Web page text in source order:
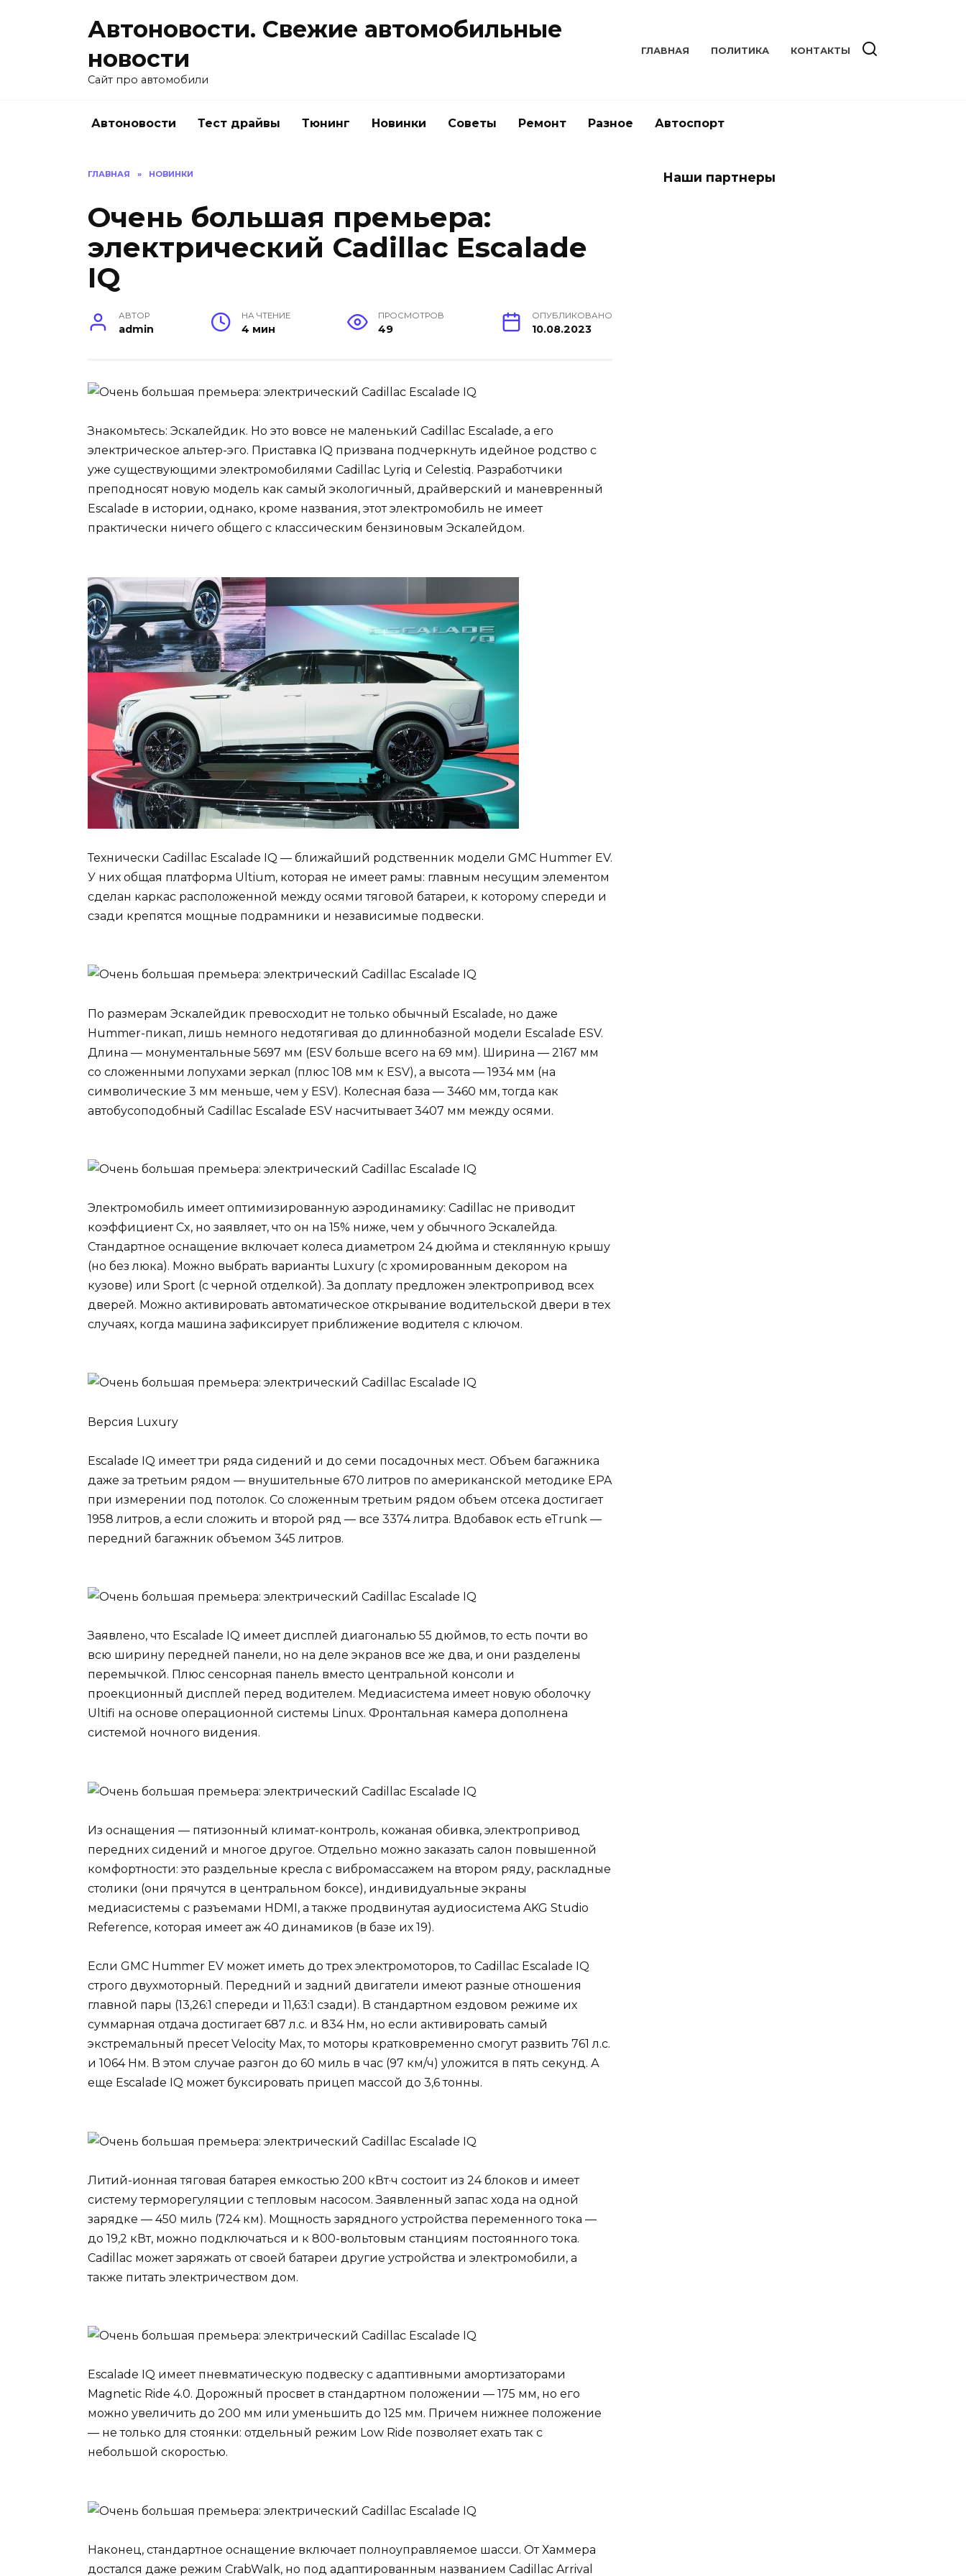
Автоновости. Свежие автомобильные
новости
Сайт про автомобили
ГЛАВНАЯ ПОЛИТИКА КОНТАКТЫ
Автоновости Тест драйвы Тюнинг Новинки Советы Ремонт Разное Автоспорт
ГЛАВНАЯ » НОВИНКИ
Очень большая премьера:
электрический Cadillac Escalade
IQ
АВТОР
admin
НА ЧТЕНИЕ
4 мин
ПРОСМОТРОВ
49
ОПУБЛИКОВАНО
10.08.2023
Знакомьтесь: Эскалейдик. Но это вовсе не маленький Cadillac Escalade, а его
электрическое альтер-эго. Приставка IQ призвана подчеркнуть идейное родство с
уже существующими электромобилями Cadillac Lyriq и Celestiq. Разработчики
преподносят новую модель как самый экологичный, драйверский и маневренный
Escalade в истории, однако, кроме названия, этот электромобиль не имеет
практически ничего общего с классическим бензиновым Эскалейдом.
Технически Cadillac Escalade IQ — ближайший родственник модели GMC Hummer EV.
У них общая платформа Ultium, которая не имеет рамы: главным несущим элементом
сделан каркас расположенной между осями тяговой батареи, к которому спереди и
сзади крепятся мощные подрамники и независимые подвески.
По размерам Эскалейдик превосходит не только обычный Escalade, но даже
Hummer-пикап, лишь немного недотягивая до длиннобазной модели Escalade ESV.
Длина — монументальные 5697 мм (ESV больше всего на 69 мм). Ширина — 2167 мм
со сложенными лопухами зеркал (плюс 108 мм к ESV), а высота — 1934 мм (на
символические 3 мм меньше, чем у ESV). Колесная база — 3460 мм, тогда как
автобусоподобный Cadillac Escalade ESV насчитывает 3407 мм между осями.
Электромобиль имеет оптимизированную аэродинамику: Cadillac не приводит
коэффициент Cx, но заявляет, что он на 15% ниже, чем у обычного Эскалейда.
Стандартное оснащение включает колеса диаметром 24 дюйма и стеклянную крышу
(но без люка). Можно выбрать варианты Luxury (с хромированным декором на
кузове) или Sport (с черной отделкой). За доплату предложен электропривод всех
дверей. Можно активировать автоматическое открывание водительской двери в тех
случаях, когда машина зафиксирует приближение водителя с ключом.
Версия Luxury
Escalade IQ имеет три ряда сидений и до семи посадочных мест. Объем багажника
даже за третьим рядом — внушительные 670 литров по американской методике EPA
при измерении под потолок. Со сложенным третьим рядом объем отсека достигает
1958 литров, а если сложить и второй ряд — все 3374 литра. Вдобавок есть eTrunk —
передний багажник объемом 345 литров.
Заявлено, что Escalade IQ имеет дисплей диагональю 55 дюймов, то есть почти во
всю ширину передней панели, но на деле экранов все же два, и они разделены
перемычкой. Плюс сенсорная панель вместо центральной консоли и
проекционный дисплей перед водителем. Медиасистема имеет новую оболочку
Ultifi на основе операционной системы Linux. Фронтальная камера дополнена
системой ночного видения.
Из оснащения — пятизонный климат-контроль, кожаная обивка, электропривод
передних сидений и многое другое. Отдельно можно заказать салон повышенной
комфортности: это раздельные кресла с вибромассажем на втором ряду, раскладные
столики (они прячутся в центральном боксе), индивидуальные экраны
медиасистемы с разъемами HDMI, а также продвинутая аудиосистема AKG Studio
Reference, которая имеет аж 40 динамиков (в базе их 19).
Если GMC Hummer EV может иметь до трех электромоторов, то Cadillac Escalade IQ
строго двухмоторный. Передний и задний двигатели имеют разные отношения
главной пары (13,26:1 спереди и 11,63:1 сзади). В стандартном ездовом режиме их
суммарная отдача достигает 687 л.с. и 834 Нм, но если активировать самый
экстремальный пресет Velocity Max, то моторы кратковременно смогут развить 761 л.с.
и 1064 Нм. В этом случае разгон до 60 миль в час (97 км/ч) уложится в пять секунд. А
еще Escalade IQ может буксировать прицеп массой до 3,6 тонны.
Литий-ионная тяговая батарея емкостью 200 кВт·ч состоит из 24 блоков и имеет
систему терморегуляции с тепловым насосом. Заявленный запас хода на одной
зарядке — 450 миль (724 км). Мощность зарядного устройства переменного тока —
до 19,2 кВт, можно подключаться и к 800-вольтовым станциям постоянного тока.
Cadillac может заряжать от своей батареи другие устройства и электромобили, а
также питать электричеством дом.
Escalade IQ имеет пневматическую подвеску с адаптивными амортизаторами
Magnetic Ride 4.0. Дорожный просвет в стандартном положении — 175 мм, но его
можно увеличить до 200 мм или уменьшить до 125 мм. Причем нижнее положение
— не только для стоянки: отдельный режим Low Ride позволяет ехать так с
небольшой скоростью.
Наконец, стандартное оснащение включает полноуправляемое шасси. От Хаммера
достался даже режим CrabWalk, но под адаптированным названием Cadillac Arrival
Наши партнеры